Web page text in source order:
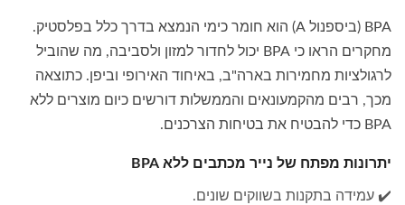
BPA (ביספנול A) הוא חומר כימי הנמצא בדרך כלל בפלסטיק.
מחקרים הראו כי BPA יכול לחדור למזון ולסביבה, מה שהוביל
לרגולציות מחמירות בארה"ב, באיחוד האירופי וביפן. כתוצאה
מכך, רבים מהקמעונאים והממשלות דורשים כיום מוצרים ללא
BPA כדי להבטיח את בטיחות הצרכנים.
יתרונות מפתח של נייר מכתבים ללא BPA
✔️ עמידה בתקנות בשווקים שונים.